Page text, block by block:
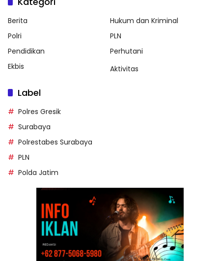
Berita
Hukum dan Kriminal
Polri
PLN
Pendidikan
Perhutani
Ekbis
Aktivitas
Label
Polres Gresik
Surabaya
Polrestabes Surabaya
PLN
Polda Jatim